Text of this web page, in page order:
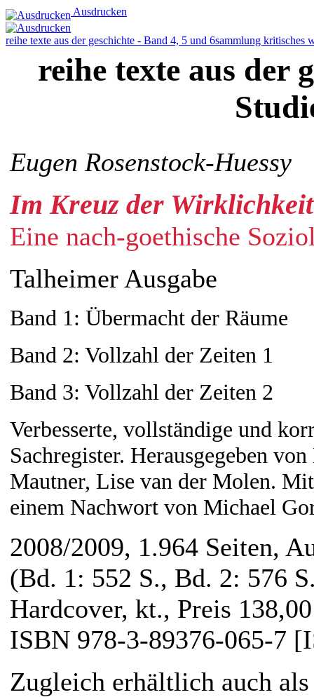
Ausdrucken
reihe texte aus der geschichte - Band 4, 5 und 6sammlung kritisches
reihe texte aus der
Eugen Rosenstock-Huessy
Im Kreuz der Wirklichkeit
Eine nach-goethische
Talheimer Ausgabe
Band 1: Übermacht der Räume
Band 2: Vollzahl der Zeiten 1
Band 3: Vollzahl der Zeiten 2
Verbesserte, vollständige und
Sachregister. Herausgegeben
Mautner, Lise van der Molen.
einem Nachwort von Michael
2008/2009, 1.964 Seiten,
(Bd. 1: 552 S., Bd. 2: 576
Hardcover, kt., Preis
ISBN 978-3-89376-065-7
Zugleich erhältlich auch